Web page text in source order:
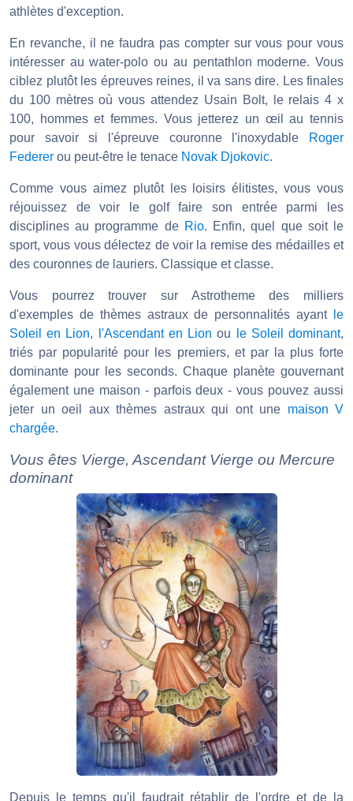
athlètes d'exception.
En revanche, il ne faudra pas compter sur vous pour vous
intéresser au water-polo ou au pentathlon moderne. Vous
ciblez plutôt les épreuves reines, il va sans dire. Les finales
du 100 mètres où vous attendez Usain Bolt, le relais 4 x
100, hommes et femmes. Vous jetterez un œil au tennis
pour savoir si l'épreuve couronne l'inoxydable
Roger
Federer ou peut-être le tenace Novak Djokovic.
Comme vous aimez plutôt les loisirs élitistes, vous vous
réjouissez de voir le golf faire son entrée parmi les
disciplines au programme de Rio. Enfin, quel que soit le
sport, vous vous délectez de voir la remise des médailles et
des couronnes de lauriers. Classique et classe.
Vous pourrez trouver sur Astrotheme des milliers
d'exemples de thèmes astraux de personnalités ayant
le
Soleil en Lion, l'Ascendant en Lion ou le Soleil dominant,
triés par popularité pour les premiers, et par la plus forte
dominante pour les seconds. Chaque planète gouvernant
également une maison - parfois deux - vous pouvez aussi
jeter un oeil aux thèmes astraux qui ont une maison V
chargée.
Vous êtes Vierge, Ascendant Vierge ou Mercure
dominant
Depuis le temps qu'il faudrait rétablir de l'ordre et de la